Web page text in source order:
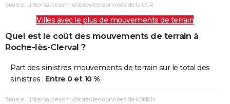
Source : Linternaute.com d'après les données de la CCR
Villes avec le plus de mouvements de terrain
Quel est le coût des mouvements de terrain à
Roche-lès-Clerval ?
Part des sinistres mouvements de terrain sur le total des
sinistres : Entre 0 et 10 %
Source : Linternaute.com d'après les données de l'ONRN